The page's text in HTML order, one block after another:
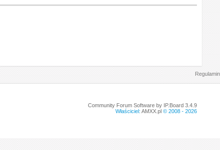
Regulamin
Community Forum Software by IP.Board 3.4.9
Właściciel: AMXX.pl© 2008 - 2026